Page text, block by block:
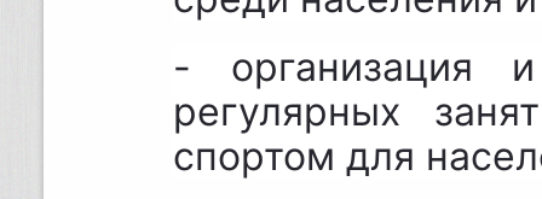
- организация
регулярных
спортом для